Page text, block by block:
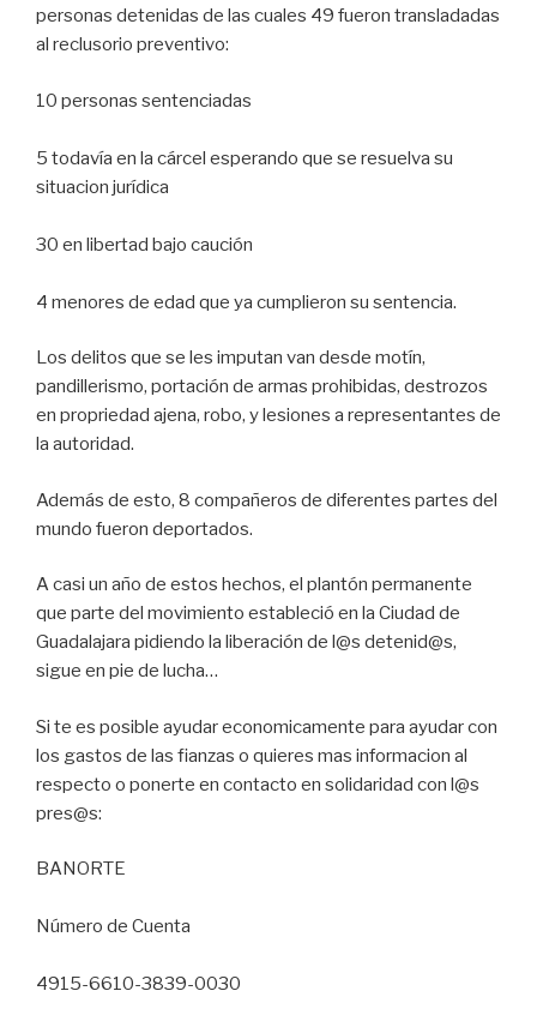
personas detenidas de las cuales 49 fueron transladadas
al reclusorio preventivo:
10 personas sentenciadas
5 todavía en la cárcel esperando que se resuelva su
situacion jurídica
30 en libertad bajo caución
4 menores de edad que ya cumplieron su sentencia.
Los delitos que se les imputan van desde motín,
pandillerismo, portación de armas prohibidas, destrozos
en propriedad ajena, robo, y lesiones a representantes de
la autoridad.
Además de esto, 8 compañeros de diferentes partes del
mundo fueron deportados.
A casi un año de estos hechos, el plantón permanente
que parte del movimiento estableció en la Ciudad de
Guadalajara pidiendo la liberación de l@s detenid@s,
sigue en pie de lucha…
Si te es posible ayudar economicamente para ayudar con
los gastos de las fianzas o quieres mas informacion al
respecto o ponerte en contacto en solidaridad con l@s
pres@s:
BANORTE
Número de Cuenta
4915-6610-3839-0030